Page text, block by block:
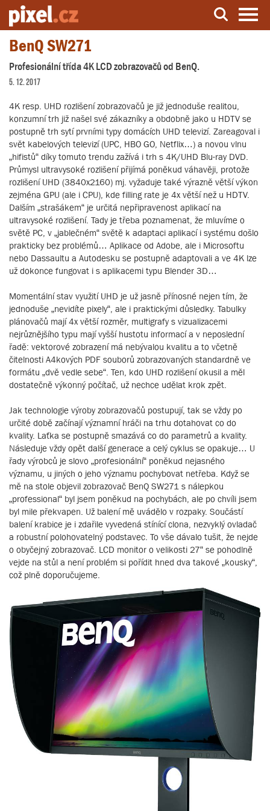
Server o natáčení a zpracování videa
BenQ SW271
Profesionální třída 4K LCD zobrazovačů od BenQ.
5. 12. 2017
4K resp. UHD rozlišení zobrazovačů je již jednoduše realitou,
konzumní trh již našel své zákazníky a obdobně jako u HDTV se
postupně trh sytí prvními typy domácích UHD televizí. Zareagoval i
svět kabelových televizí (UPC, HBO GO, Netflix…) a novou vlnu
„hifistů“ díky tomuto trendu zažívá i trh s 4K/UHD Blu-ray DVD.
Průmysl ultravysoké rozlišení přijímá poněkud váhavěji, protože
rozlišení UHD (3840x2160) mj. vyžaduje také výrazně větší výkon
zejména GPU (ale i CPU), kde filling rate je 4x větší než u HDTV.
Dalším „strašákem“ je určitá nepřipravenost aplikací na
ultravysoké rozlišení. Tady je třeba poznamenat, že mluvíme o
světě PC, v „jablečném“ světě k adaptaci aplikací i systému došlo
prakticky bez problémů… Aplikace od Adobe, ale i Microsoftu
nebo Dassaultu a Autodesku se postupně adaptovali a ve 4K lze
už dokonce fungovat i s aplikacemi typu Blender 3D…
Momentální stav využití UHD je už jasně přínosné nejen tím, že
jednoduše „nevidíte pixely“, ale i praktickými důsledky. Tabulky
plánovačů mají 4x větší rozměr, multigrafy s vizualizacemi
nejrůznějšího typu mají vyšší hustotu informací a v neposlední
řadě: vektorové zobrazení má nebývalou kvalitu a to včetně
čitelnosti A4kových PDF souborů zobrazovaných standardně ve
formátu „dvě vedle sebe“. Ten, kdo UHD rozlišení okusil a měl
dostatečně výkonný počítač, už nechce udělat krok zpět.
Jak technologie výroby zobrazovačů postupují, tak se vždy po
určité době začínají významní hráči na trhu dotahovat co do
kvality. Laťka se postupně smazává co do parametrů a kvality.
Následuje vždy opět další generace a celý cyklus se opakuje… U
řady výrobců je slovo „profesionální“ poněkud nejasného
významu, u jiných o jeho významu pochybovat netřeba. Když se
mě na stole objevil zobrazovač BenQ SW271 s nálepkou
„professional“ byl jsem poněkud na pochybách, ale po chvíli jsem
byl mile překvapen. Už balení mě uvádělo v rozpaky. Součástí
balení krabice je i zdařile vyvedená stínící clona, nezvyklý ovladač
a robustní polohovatelný podstavec. To vše dávalo tušit, že nejde
o obyčejný zobrazovač. LCD monitor o velikosti 27“ se pohodlně
vejde na stůl a není problém si pořídit hned dva takové „kousky“,
což plně doporučujeme.